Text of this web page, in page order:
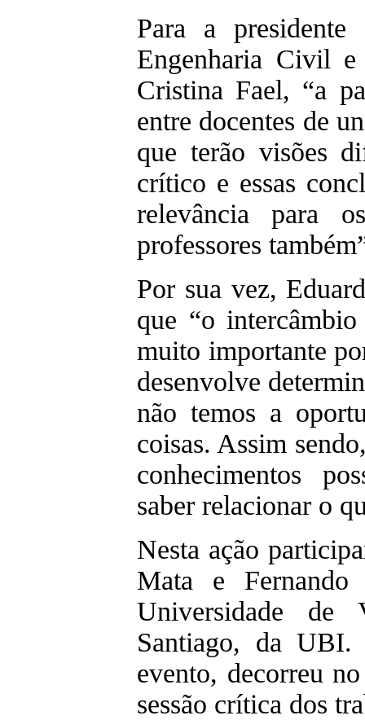
Para a presidente
Engenharia Civil
Cristina Fael, “a
entre docentes de
que terão visões
crítico e essas
relevância para
professores
Por sua vez,
que “o
muito importante
desenvolve
não temos a
coisas. Assim
conhecimentos
saber relacionar o
Nesta ação
Mata e Fernando
Universidade de
Santiago, da
evento, decorreu
sessão crítica dos